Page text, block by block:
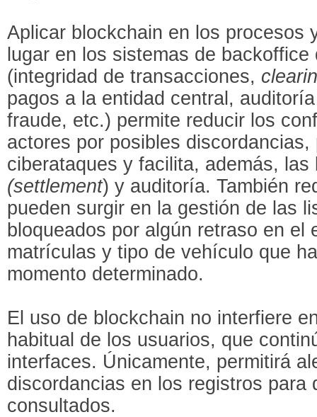
Aplicar blockchain en los procesos
lugar en los sistemas de
(integridad de transacciones,
pagos a la entidad central,
fraude, etc.) permite reducir los
actores por posibles
ciberataques y facilita, además,
(settlement) y auditoría. También
pueden surgir en la gestión de las
bloqueados por algún retraso en el
matrículas y tipo de vehículo que
momento determinado.
El uso de blockchain no interfiere
habitual de los usuarios, que
interfaces. Únicamente, permitirá
discordancias en los registros para
consultados.